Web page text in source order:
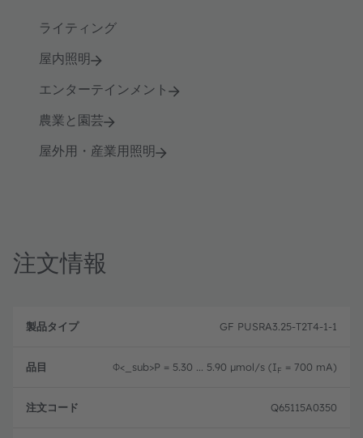
ライティング
屋内照明
エンターテインメント
農業と園芸
屋外用・産業用照明
注文情報
品
プ
品
ド
GF PUSRA3.25-T2T4-1-1
Φ<_sub>P = 5.30 ... 5.90 μmol/s (IF = 700 mA)
Q65115A0350